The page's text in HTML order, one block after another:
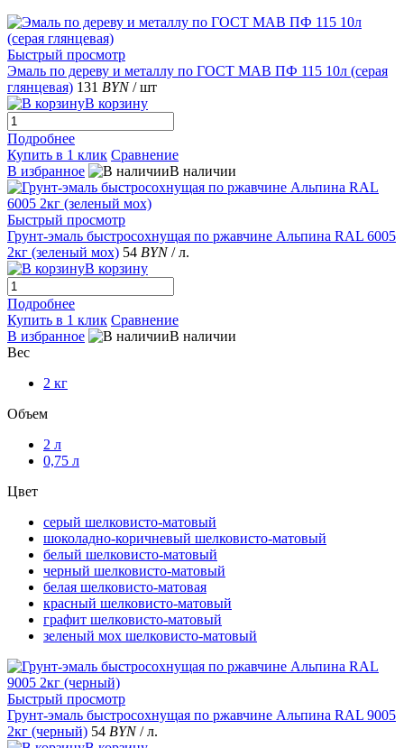
Быстрый просмотр
Эмаль по дереву и металлу по ГОСТ МАВ ПФ 115 10л (серая
глянцевая) 131 BYN / шт
В корзину
Подробнее
Купить в 1 клик Сравнение
В избранное
В наличии
Быстрый просмотр
Грунт-эмаль быстросохнущая по ржавчине Альпина RAL 6005
2кг (зеленый мох) 54 BYN / л.
В корзину
Подробнее
Купить в 1 клик Сравнение
В избранное
В наличии
Вес
2 кг
Объем
2 л
0,75 л
Цвет
серый шелковисто-матовый
шоколадно-коричневый шелковисто-матовый
белый шелковисто-матовый
черный шелковисто-матовый
белая шелковисто-матовая
красный шелковисто-матовый
графит шелковисто-матовый
зеленый мох шелковисто-матовый
Быстрый просмотр
Грунт-эмаль быстросохнущая по ржавчине Альпина RAL 9005
2кг (черный) 54 BYN / л.